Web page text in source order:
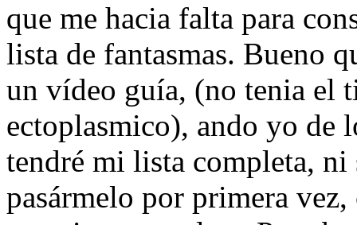
que me hacia falta para
lista de fantasmas. Bueno
un vídeo guía, (no tenia el
ectoplasmico), ando yo de
tendré mi lista completa, ni
pasármelo por primera